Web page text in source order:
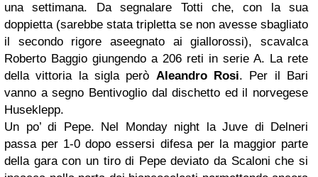
una settimana. Da segnalare Totti che, con la sua
doppietta (sarebbe stata tripletta se non avesse sbagliato
il secondo rigore aseegnato ai giallorossi), scavalca
Roberto Baggio giungendo a 206 reti in serie A. La rete
della vittoria la sigla però Aleandro Rosi. Per il Bari
vanno a segno Bentivoglio dal dischetto ed il norvegese
Huseklepp.
Un po’ di Pepe. Nel Monday night la Juve di Delneri
passa per 1-0 dopo essersi difesa per la maggior parte
della gara con un tiro di Pepe deviato da Scaloni che si